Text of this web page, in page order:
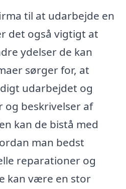
til at udarbejde en
det også vigtigt at
ydelser de kan
sørger for, at
udarbejdet og
og beskrivelser af
kan de bistå med
man bedst
reparationer og
kan være en stor